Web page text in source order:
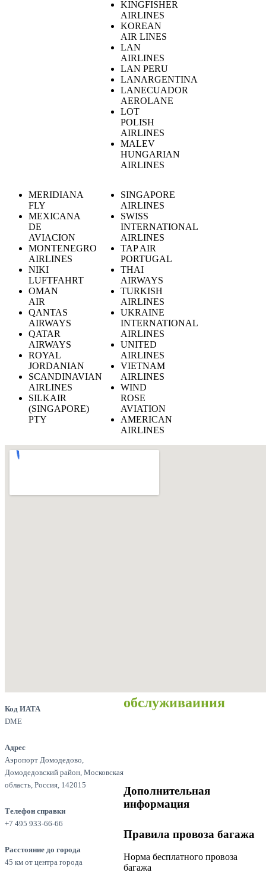
KINGFISHER
AIRLINES
KOREAN
AIR LINES
LAN
AIRLINES
LAN PERU
LANARGENTINA
LANECUADOR
AEROLANE
LOT
POLISH
AIRLINES
MALEV
HUNGARIAN
AIRLINES
MERIDIANA
FLY
MEXICANA
DE
AVIACION
MONTENEGRO
AIRLINES
NIKI
LUFTFAHRT
OMAN
AIR
QANTAS
AIRWAYS
QATAR
AIRWAYS
ROYAL
JORDANIAN
SCANDINAVIAN
AIRLINES
SILKAIR
(SINGAPORE)
PTY
SINGAPORE
AIRLINES
SWISS
INTERNATIONAL
AIRLINES
TAP AIR
PORTUGAL
THAI
AIRWAYS
TURKISH
AIRLINES
UKRAINE
INTERNATIONAL
AIRLINES
UNITED
AIRLINES
VIETNAM
AIRLINES
WIND
ROSE
AVIATION
AMERICAN
AIRLINES
Код ИАТА
DME
Адрес
Аэропорт Домодедово,
Домодедовский район, Московская
область, Россия, 142015
Телефон справки
+7 495 933-66-66
Расстояние до города
45 км от центра города
обслуживаиния
Дополнительная
информация
Правила провоза багажа
Норма бесплатного провоза
багажа